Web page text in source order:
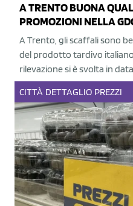
A TRENTO BUONA
PROMOZIONI NELLA
A Trento, gli scaffali sono
del prodotto tardivo
rilevazione si è svolta in
CITTÀ DETTAGLIO PREZZI